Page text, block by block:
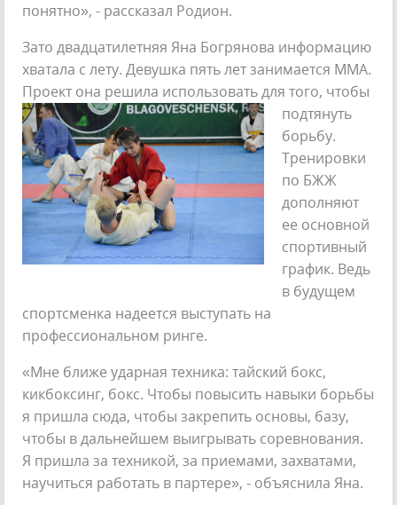
понятно», - рассказал Родион.
Зато двадцатилетняя Яна Богрянова информацию
хватала с лету. Девушка пять лет занимается ММА.
Проект она решила использоватьдля того, чтобы
подтянуть
борьбу.
Тренировки
по БЖЖ
дополняют
ее основной
спортивный
график. Ведь
в будущем
спортсменка надеется выступать на
профессиональном ринге.
«Мне ближе ударная техника: тайский бокс,
кикбоксинг, бокс. Чтобы повысить навыки борьбы
я пришла сюда, чтобы закрепить основы, базу,
чтобы в дальнейшем выигрывать соревнования.
Я пришла за техникой, за приемами, захватами,
научиться работать в партере», - объяснила Яна.